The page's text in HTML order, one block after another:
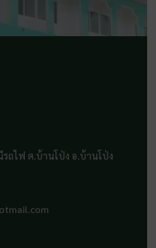
รถไฟ ต.บ้านโป่ง อ.บ้านโป่ง